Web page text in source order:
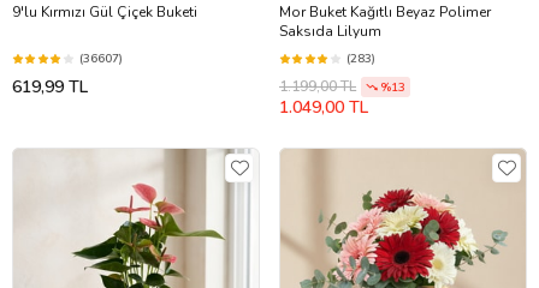
9'lu Kırmızı Gül Çiçek Buketi
(36607)
619,99 TL
Mor Buket Kağıtlı Beyaz Polimer
Saksıda Lilyum
(283)
1.199,00 TL %13
1.049,00 TL